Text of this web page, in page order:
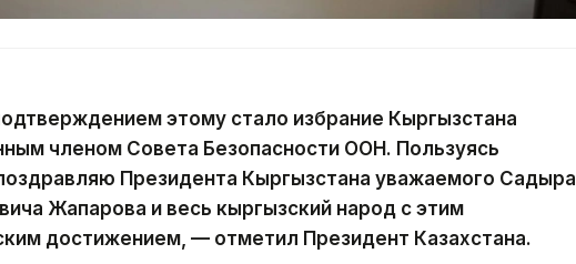
этому стало избрание Кыргызстана
членом Совета Безопасности ООН. Пользуясь
Президента Кыргызстана уважаемого Садыра
Жапарова и весь кыргызский народ с этим
достижением, — отметил Президент Казахстана.